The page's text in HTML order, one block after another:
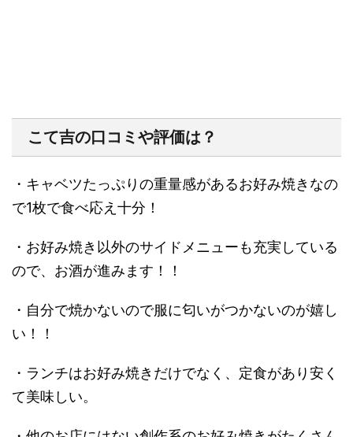
こて吉の口コミや評価は？
・キャベツたっぷりの重量感があるお好み焼きなの
で1枚で食べ応え十分！
・お好み焼き以外のサイドメニューも充実している
ので、お酒が進みます！！
・自分で焼かないので服に匂いがつかないのが嬉し
い！！
・ランチはお好み焼きだけでなく、定食があり安く
て美味しい。